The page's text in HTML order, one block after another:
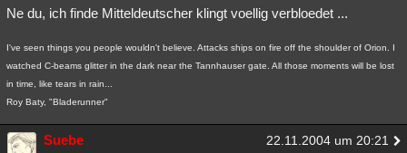
weitere Rubriken
Astronomie Helpdesk Gruppen Gaming Filme
Musik Clash
Übersichten
Ne du, ich finde Mitteldeutscher klingt voellig verbloedet ...
I've seen things you people wouldn't believe. Attacks ships on fire off the shoulder of Orion. I
watched C-beams glitter in the dark near the Tannhauser gate. All those moments will be lost
in time, like tears in rain...
Roy Baty, "Bladerunner"
Suebe 22.11.2004 um 20:21